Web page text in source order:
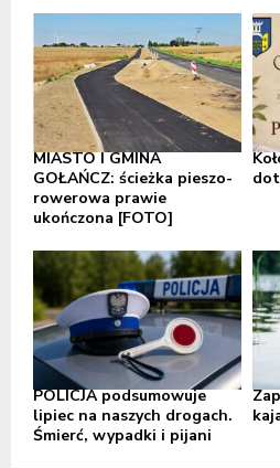
MIASTO I GMINA
GOŁAŃCZ: ścieżka pieszo-
rowerowa prawie
ukończona [FOTO]
POLICJA podsumowuje
lipiec na naszych drogach.
Śmierć, wypadki i pijani